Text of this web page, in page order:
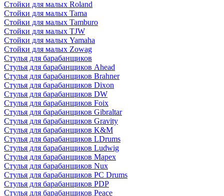
Стойки для малых Roland
Стойки для малых Tama
Стойки для малых Tamburo
Стойки для малых TJW
Стойки для малых Yamaha
Стойки для малых Zowag
Стулья для барабанщиков
Стулья для барабанщиков Ahead
Стулья для барабанщиков Brahner
Стулья для барабанщиков Dixon
Стулья для барабанщиков DW
Стулья для барабанщиков Foix
Стулья для барабанщиков Gibraltar
Стулья для барабанщиков Gravity
Стулья для барабанщиков K&M
Стулья для барабанщиков LDrums
Стулья для барабанщиков Ludwig
Стулья для барабанщиков Mapex
Стулья для барабанщиков Nux
Стулья для барабанщиков PC Drums
Стулья для барабанщиков PDP
Стулья для барабанщиков Peace